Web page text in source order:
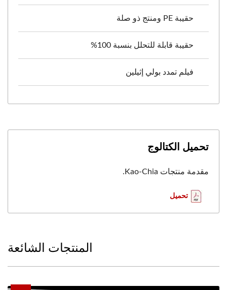
حقيبة PE ومنتج ذو صلة
حقيبة قابلة للتحلل بنسبة 100%
فيلم تمدد بولي إثيلين
تحميل الكتالوج
مقدمة منتجات Kao-Chia.
تحميل
المنتجات الشائعة